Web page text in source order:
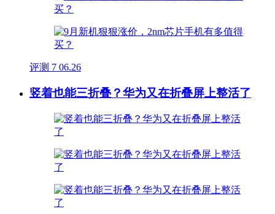
评测 7 06.26
竖着也能三折叠？华为又在折叠屏上整活了